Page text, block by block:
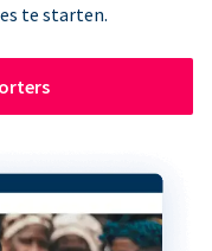
te starten.